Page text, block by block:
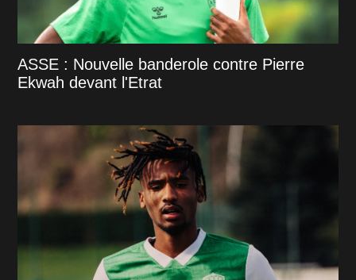
ASSE : Nouvelle banderole contre Pierre
Ekwah devant l'Etrat